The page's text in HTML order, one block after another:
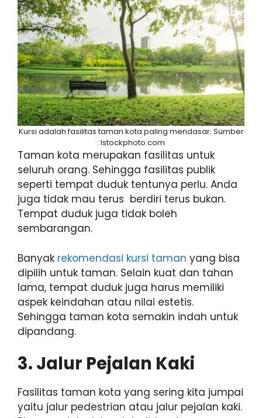
Kursi adalah fasilitas taman kota paling mendasar. Sumber
: Istockphoto.com
Taman kota merupakan fasilitas untuk
seluruh orang. Sehingga fasilitas publik
seperti tempat duduk tentunya perlu. Anda
juga tidak mau terus berdiri terus bukan.
Tempat duduk juga tidak boleh
sembarangan.
Banyak rekomendasi kursi taman yang bisa
dipilih untuk taman. Selain kuat dan tahan
lama, tempat duduk juga harus memiliki
aspek keindahan atau nilai estetis.
Sehingga taman kota semakin indah untuk
dipandang.
3. Jalur Pejalan Kaki
Fasilitas taman kota yang sering kita jumpai
yaitu jalur pedestrian atau jalur pejalan kaki.